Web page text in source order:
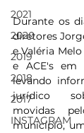
2021
2020
2019
2018
2017
INSTAGRAM
Durante os
diretores
e Valéria
e ACE's em
levando
jurídico
movidas
município,